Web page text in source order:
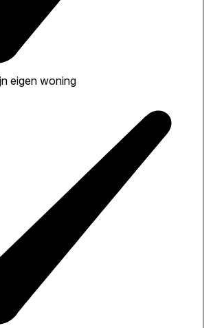
eigen woning